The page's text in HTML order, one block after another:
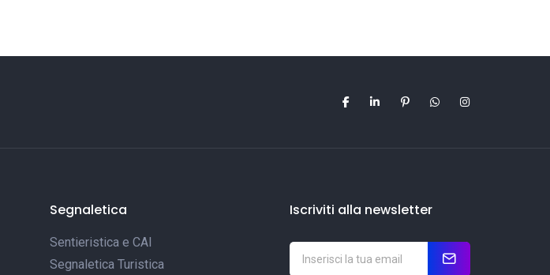
Segnaletica
Sentieristica e CAI
Segnaletica Turistica
Iscriviti alla newsletter